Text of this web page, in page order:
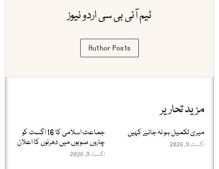
ٹیم آئی بی سی اردو نیوز
Author Posts
مزید تحاریر
میری تکمیل ہو نہ جائے کہیں
اگست 9, 2026
جماعت اسلامی کا 16 اگست کو
چاروں صوبوں میں دھرنوں کا اعلان
اگست 9, 2026